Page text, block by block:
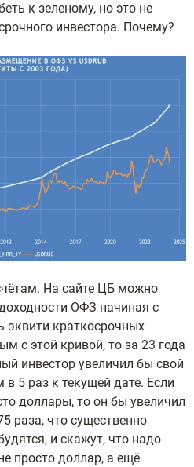
к зеленому, но это не
инвестора. Почему?
На сайте ЦБ можно
ОФЗ начиная с
эквити краткосрочных
с этой кривой, то за 23 года
инвестор увеличил бы свой
5 раз к текущей дате. Если
доллары, то он бы увеличил
раза, что существенно
и скажут, что надо
просто доллар, а ещё